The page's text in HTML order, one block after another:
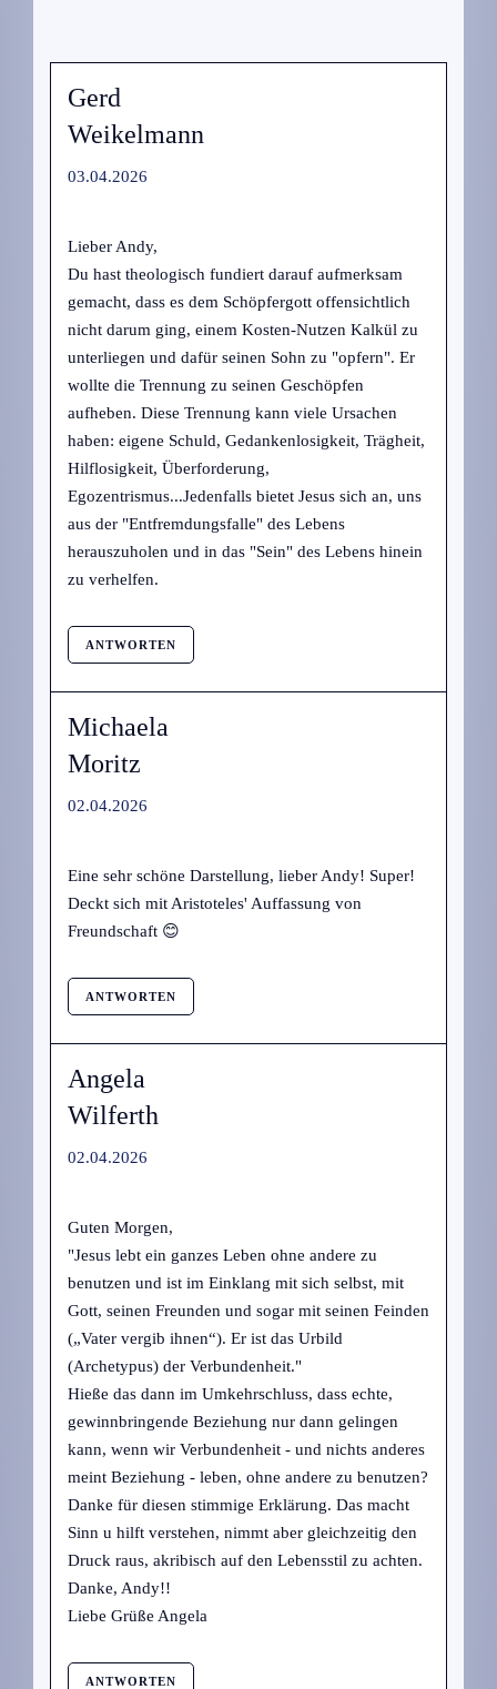
Gerd
Weikelmann
03.04.2026
Lieber Andy,
Du hast theologisch fundiert darauf aufmerksam
gemacht, dass es dem Schöpfergott offensichtlich
nicht darum ging, einem Kosten-Nutzen Kalkül zu
unterliegen und dafür seinen Sohn zu "opfern". Er
wollte die Trennung zu seinen Geschöpfen
aufheben. Diese Trennung kann viele Ursachen
haben: eigene Schuld, Gedankenlosigkeit, Trägheit,
Hilflosigkeit, Überforderung,
Egozentrismus...Jedenfalls bietet Jesus sich an, uns
aus der "Entfremdungsfalle" des Lebens
herauszuholen und in das "Sein" des Lebens hinein
zu verhelfen.
ANTWORTEN
Michaela
Moritz
02.04.2026
Eine sehr schöne Darstellung, lieber Andy! Super!
Deckt sich mit Aristoteles' Auffassung von
Freundschaft 😊
ANTWORTEN
Angela
Wilferth
02.04.2026
Guten Morgen,
"Jesus lebt ein ganzes Leben ohne andere zu
benutzen und ist im Einklang mit sich selbst, mit
Gott, seinen Freunden und sogar mit seinen Feinden
(„Vater vergib ihnen“). Er ist das Urbild
(Archetypus) der Verbundenheit."
Hieße das dann im Umkehrschluss, dass echte,
gewinnbringende Beziehung nur dann gelingen
kann, wenn wir Verbundenheit - und nichts anderes
meint Beziehung - leben, ohne andere zu benutzen?
Danke für diesen stimmige Erklärung. Das macht
Sinn u hilft verstehen, nimmt aber gleichzeitig den
Druck raus, akribisch auf den Lebensstil zu achten.
Danke, Andy!!
Liebe Grüße Angela
ANTWORTEN